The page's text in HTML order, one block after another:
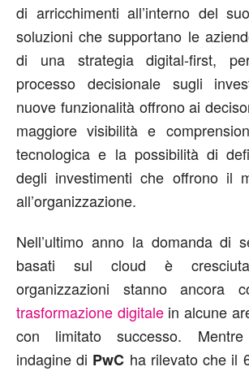
di arricchimenti all’interno del
soluzioni che supportano le
di una strategia digital-first,
processo decisionale sugli
nuove funzionalità offrono ai
maggiore visibilità e
tecnologica e la possibilità di
degli investimenti che offrono il
all’organizzazione.
Nell’ultimo anno la domanda di
basati sul cloud è
organizzazioni stanno ancora
trasformazione digitalein alcune
con limitato successo.
indagine di PwC ha rilevato che il